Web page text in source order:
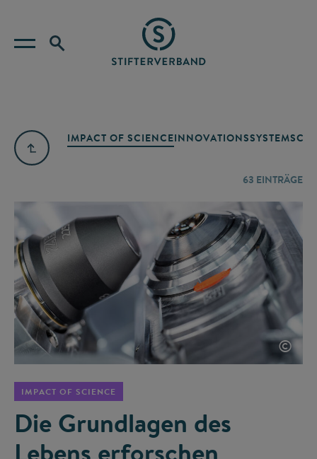
IMPACT OF SCIENCEINNOVATIONSSYSTEM
63 EINTRÄGE
©
IMPACT OF SCIENCE
Die Grundlagen des